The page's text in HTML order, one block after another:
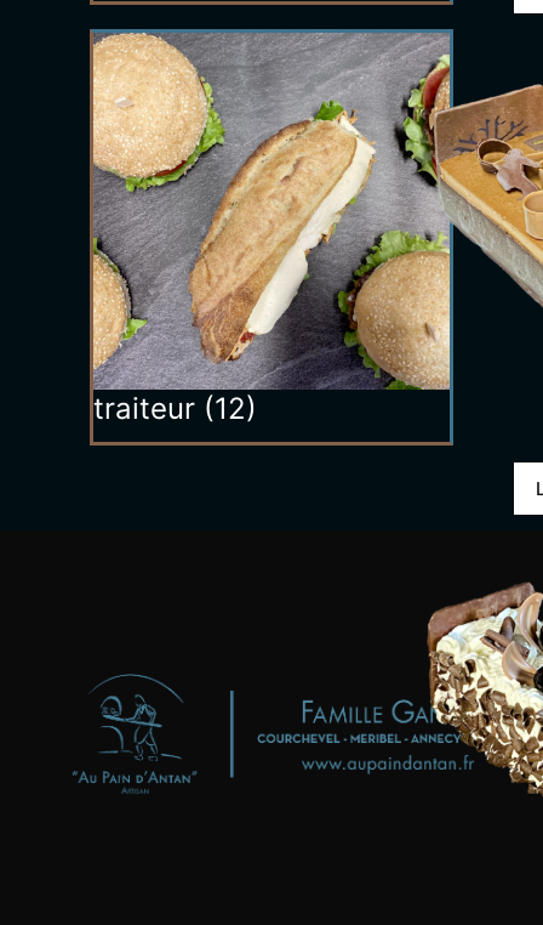
traiteur (12)
Boulangeries - Pâtisseries
"Au Pain d'Antan"